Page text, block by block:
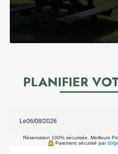
PLANIFIER
Le
Réservation 100% sécurisée, Meilleurs
Paiement sécurisé par